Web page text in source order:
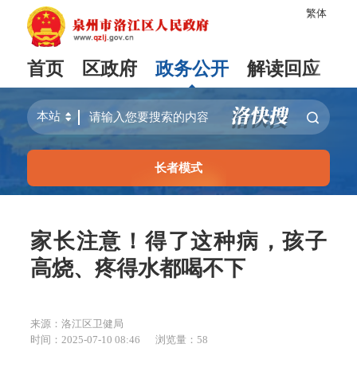
繁体
首页 区政府 政务公开 解读回应
长者模式
家长注意！得了这种病，孩子
高烧、疼得水都喝不下
来源：洛江区卫健局
时间：2025-07-10 08:46
浏览量： 58